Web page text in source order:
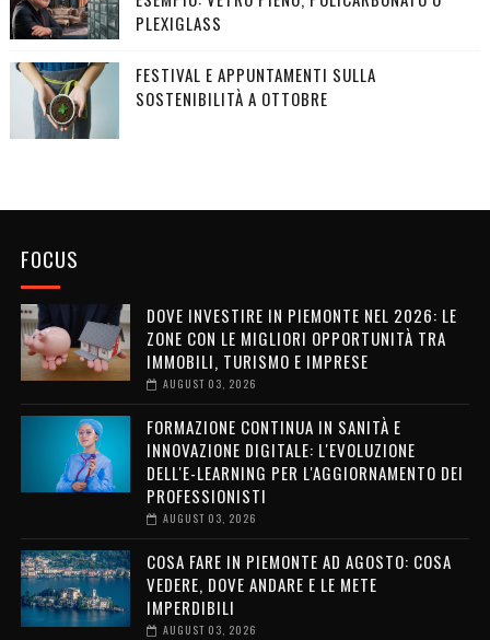
PLEXIGLASS
FESTIVAL E APPUNTAMENTI SULLA
SOSTENIBILITÀ A OTTOBRE
FOCUS
DOVE INVESTIRE IN PIEMONTE NEL 2026: LE
ZONE CON LE MIGLIORI OPPORTUNITÀ TRA
IMMOBILI, TURISMO E IMPRESE
AUGUST 03, 2026
FORMAZIONE CONTINUA IN SANITÀ E
INNOVAZIONE DIGITALE: L'EVOLUZIONE
DELL'E-LEARNING PER L'AGGIORNAMENTO DEI
PROFESSIONISTI
AUGUST 03, 2026
COSA FARE IN PIEMONTE AD AGOSTO: COSA
VEDERE, DOVE ANDARE E LE METE
IMPERDIBILI
AUGUST 03, 2026